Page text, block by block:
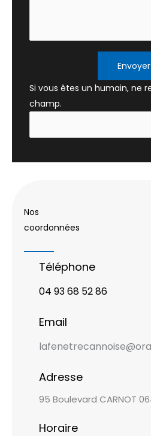
Envoyer
Si vous êtes un humain, ne
champ.
Nos
coordonnées
Téléphone
04 93 68 52 86
Email
Adresse
95 Boulevard CARNOT
Horaire